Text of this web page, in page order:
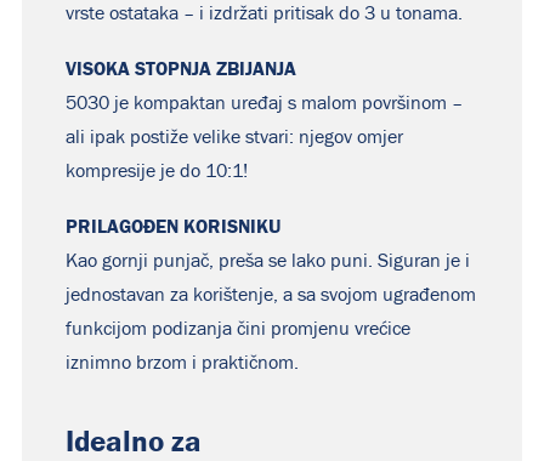
vrste ostataka – i izdržati pritisak do 3 u tonama.
VISOKA STOPNJA ZBIJANJA
5030 je kompaktan uređaj s malom površinom –
ali ipak postiže velike stvari: njegov omjer
kompresije je do 10:1!
PRILAGOĐEN KORISNIKU
Kao gornji punjač, preša se lako puni. Siguran je i
jednostavan za korištenje, a sa svojom ugrađenom
funkcijom podizanja čini promjenu vrećice
iznimno brzom i praktičnom.
Idealno za